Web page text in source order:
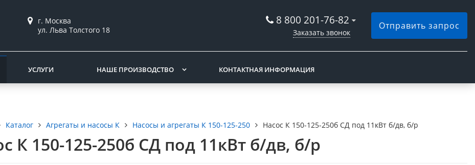
г. Москва
ул. Льва Толстого 18
8 800 201-76-82
Заказать звонок
Отправить запрос
УСЛУГИ НАШЕ ПРОИЗВОДСТВО КОНТАКТНАЯ ИНФОРМАЦИЯ
Каталог Агрегаты и насосы К Насосы и агрегаты К 150-125-250 Насос К 150-125-250б СД под 11кВт б/дв, б/р
К 150-125-250б СД под 11кВт б/дв, б/р